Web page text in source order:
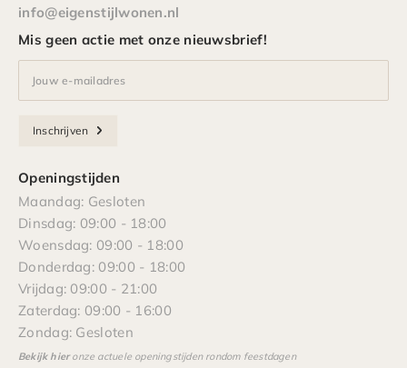
info@eigenstijlwonen.nl
Mis geen actie met onze nieuwsbrief!
Jouw e-mailadres
Inschrijven
Openingstijden
Maandag: Gesloten
Dinsdag: 09:00 - 18:00
Woensdag: 09:00 - 18:00
Donderdag: 09:00 - 18:00
Vrijdag: 09:00 - 21:00
Zaterdag: 09:00 - 16:00
Zondag: Gesloten
Bekijk hieronze actuele openingstijden rondom feestdagen